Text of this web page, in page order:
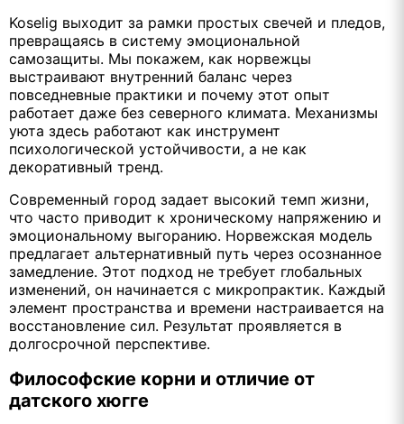
Koselig выходит за рамки простых свечей и пледов,
превращаясь в систему эмоциональной
самозащиты. Мы покажем, как норвежцы
выстраивают внутренний баланс через
повседневные практики и почему этот опыт
работает даже без северного климата. Механизмы
уюта здесь работают как инструмент
психологической устойчивости, а не как
декоративный тренд.
Современный город задает высокий темп жизни,
что часто приводит к хроническому напряжению и
эмоциональному выгоранию. Норвежская модель
предлагает альтернативный путь через осознанное
замедление. Этот подход не требует глобальных
изменений, он начинается с микропрактик. Каждый
элемент пространства и времени настраивается на
восстановление сил. Результат проявляется в
долгосрочной перспективе.
Философские корни и отличие от
датского хюгге